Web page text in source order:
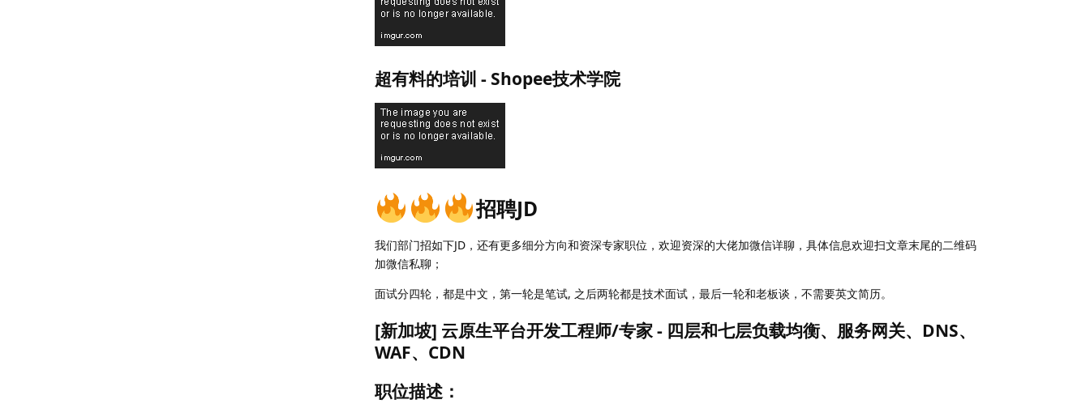
超有料的培训 - Shopee技术学院
招聘JD
我们部门招如下JD，还有更多细分方向和资深专家职位，欢迎资深的大佬加微信详聊，具体信息欢迎扫文章末尾的二维码
加微信私聊；
面试分四轮，都是中文，第一轮是笔试, 之后两轮都是技术面试，最后一轮和老板谈，不需要英文简历。
[新加坡] 云原生平台开发工程师/专家 - 四层和七层负载均衡、服务网关、DNS、
WAF、CDN
职位描述：